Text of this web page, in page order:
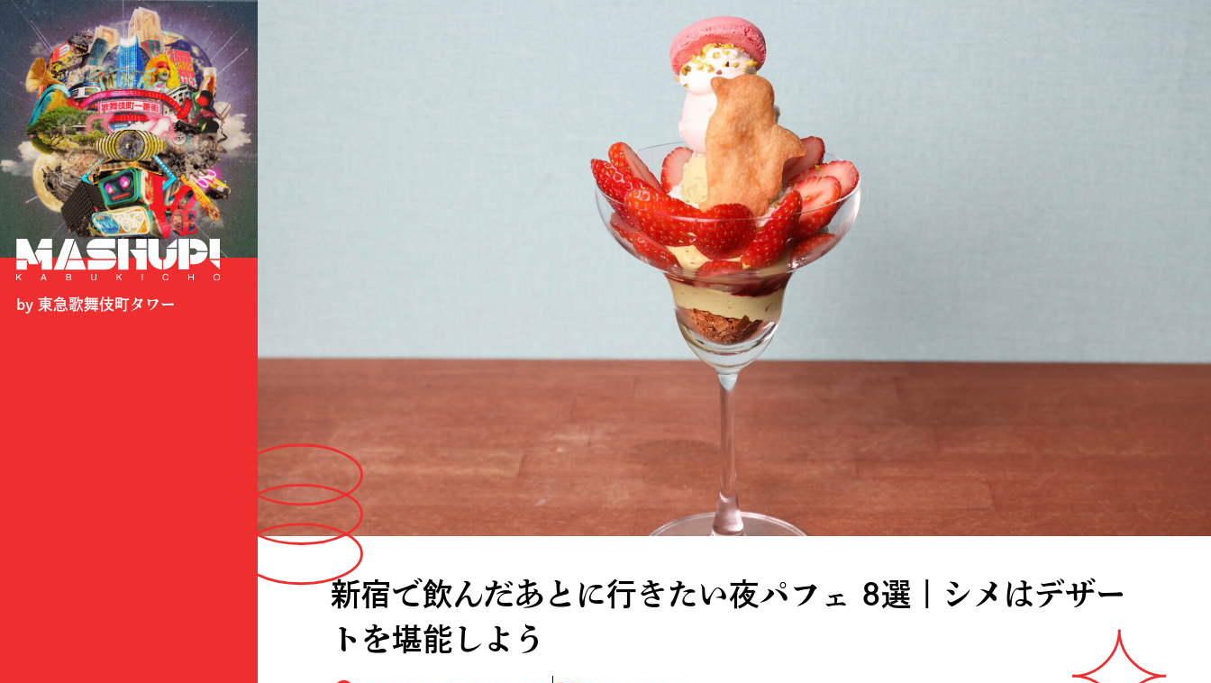
by 東急歌舞伎町タワー
新宿で飲んだあとに行きたい夜パフェ 8選｜シメはデザー
トを堪能しよう